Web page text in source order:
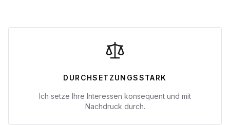
DURCHSETZUNGSSTARK
Ich setze Ihre Interessen konsequent und mit
Nachdruck durch.